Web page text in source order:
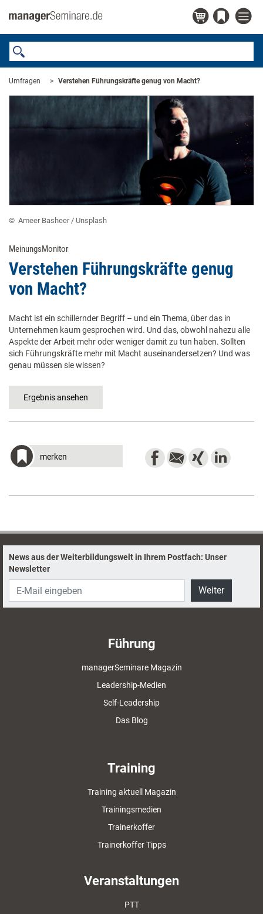
Umfragen ​Verstehen Führungskräfte genug von Macht? ​
© ​ Ameer Basheer / Unsplash ​
MeinungsMonitor
​Verstehen Führungskräfte genug
von Macht? ​
Macht ist ein schillernder Begriff – und ein Thema, über das in
Unternehmen kaum gesprochen wird. Und das, obwohl nahezu alle
Aspekte der Arbeit mehr oder weniger damit zu tun haben. Sollten
sich Führungskräfte mehr mit Macht auseinandersetzen? Und was
genau müssen sie wissen?
merken
News aus der Weiterbildungswelt in Ihrem Postfach: Unser
Newsletter
Weiter
Führung
managerSeminare Magazin
Leadership-Medien
Self-Leadership
Das Blog
Training
Training aktuell Magazin
Trainingsmedien
Trainerkoffer
Trainerkoffer Tipps
Veranstaltungen
PTT